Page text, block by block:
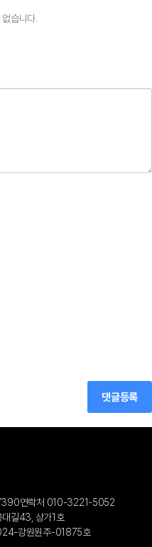
습니다.
댓글등록
연락처 010-3221-5052
대길43, 상가1호
강원원주-01875호